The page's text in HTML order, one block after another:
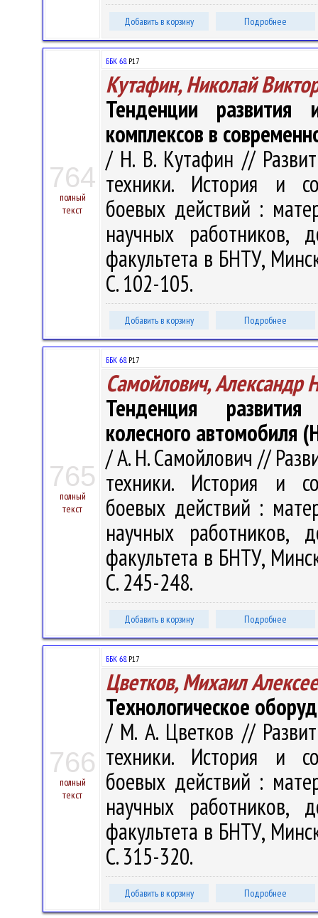
Добавить в корзину Подробнее
764
полный
текст
ББК 68.Р17
Кутафин, Николай
Тенденции развития
комплексов в
/ Н. В. Кутафин //
техники. История и
боевых действий :
научных работников,
факультета в БНТУ,
С. 102-105.
Добавить в корзину Подробнее
765
полный
текст
ББК 68.Р17
Самойлович, Александр
Тенденция развития
колесного автомобиля
/ А. Н. Самойлович //
техники. История и
боевых действий :
научных работников,
факультета в БНТУ,
С. 245-248.
Добавить в корзину Подробнее
766
полный
текст
ББК 68.Р17
Цветков, Михаил
Технологическое
/ М. А. Цветков //
техники. История и
боевых действий :
научных работников,
факультета в БНТУ,
С. 315-320.
Добавить в корзину Подробнее